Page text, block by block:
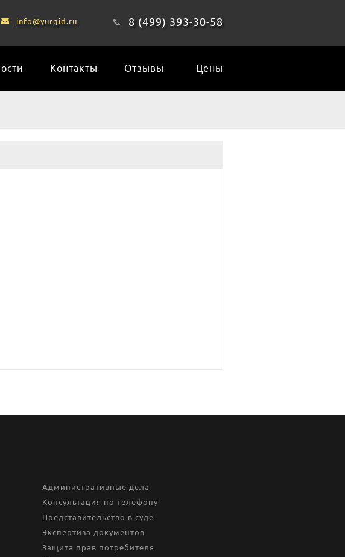
8 (499) 393-30-58
info@yurgid.ru
Контакты Отзывы Цены
Административные дела
Консультация по телефону
Представительство в суде
Экспертиза документов
Защита прав потребителя